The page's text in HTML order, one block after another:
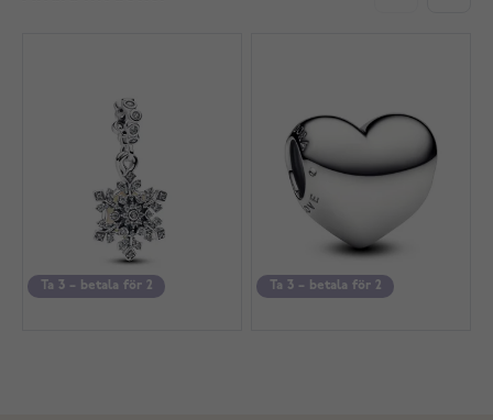
Ta 3 – betala för 2 Ta 3 – betala för 2